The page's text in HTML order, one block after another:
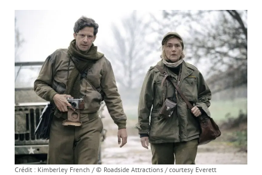
Crédit : Kimberley French / © Roadside Attractions / courtesy Everett